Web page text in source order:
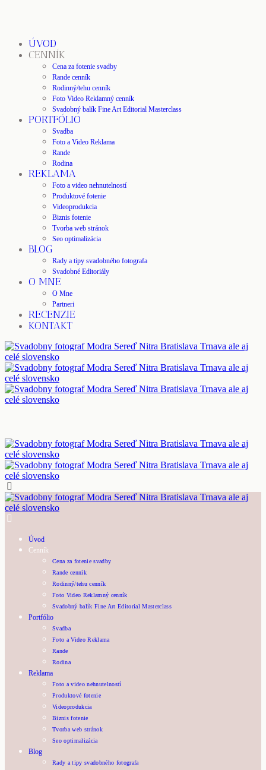
ÚVOD
CENNÍK
Cena za fotenie svadby
Rande cenník
Rodinný/tehu cenník
Foto Video Reklamný cenník
Svadobný balík Fine Art Editorial Masterclass
PORTFÓLIO
Svadba
Foto a Video Reklama
Rande
Rodina
REKLAMA
Foto a video nehnutelností
Produktové fotenie
Videoprodukcia
Biznis fotenie
Tvorba web stránok
Seo optimalizácia
BLOG
Rady a tipy svadobného fotografa
Svadobné Editoriály
O MNE
O Mne
Partneri
RECENZIE
KONTAKT
Úvod
Cenník
Cena za fotenie svadby
Rande cenník
Rodinný/tehu cenník
Foto Video Reklamný cenník
Svadobný balík Fine Art Editorial Masterclass
Portfólio
Svadba
Foto a Video Reklama
Rande
Rodina
Reklama
Foto a video nehnutelností
Produktové fotenie
Videoprodukcia
Biznis fotenie
Tvorba web stránok
Seo optimalizácia
Blog
Rady a tipy svadobného fotografa